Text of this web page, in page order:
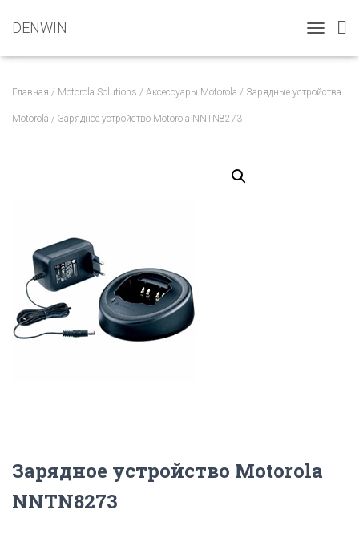
DENWIN
O
G
Главная / Motorola Solutions / Аксессуары Motorola / Зарядные устройства
Motorola / Зарядное устройство Motorola NNTN8273
Зарядное устройство Motorola
NNTN8273